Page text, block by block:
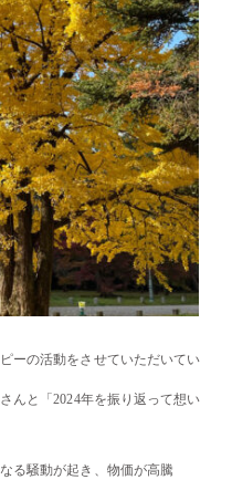
ーの活動をさせていただいてい
んと「2024年を振り返って想い
る騒動が起き、物価が高騰